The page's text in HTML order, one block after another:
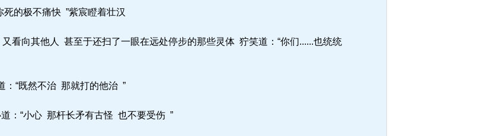
的极不痛快 ”紫宸瞪着壮汉
看向其他人 甚至于还扫了一眼在远处停步的那些灵体 狞笑道：“你们......也统统
“既然不治 那就打的他治 ”
：“小心 那杆长矛有古怪 也不要受伤 ”